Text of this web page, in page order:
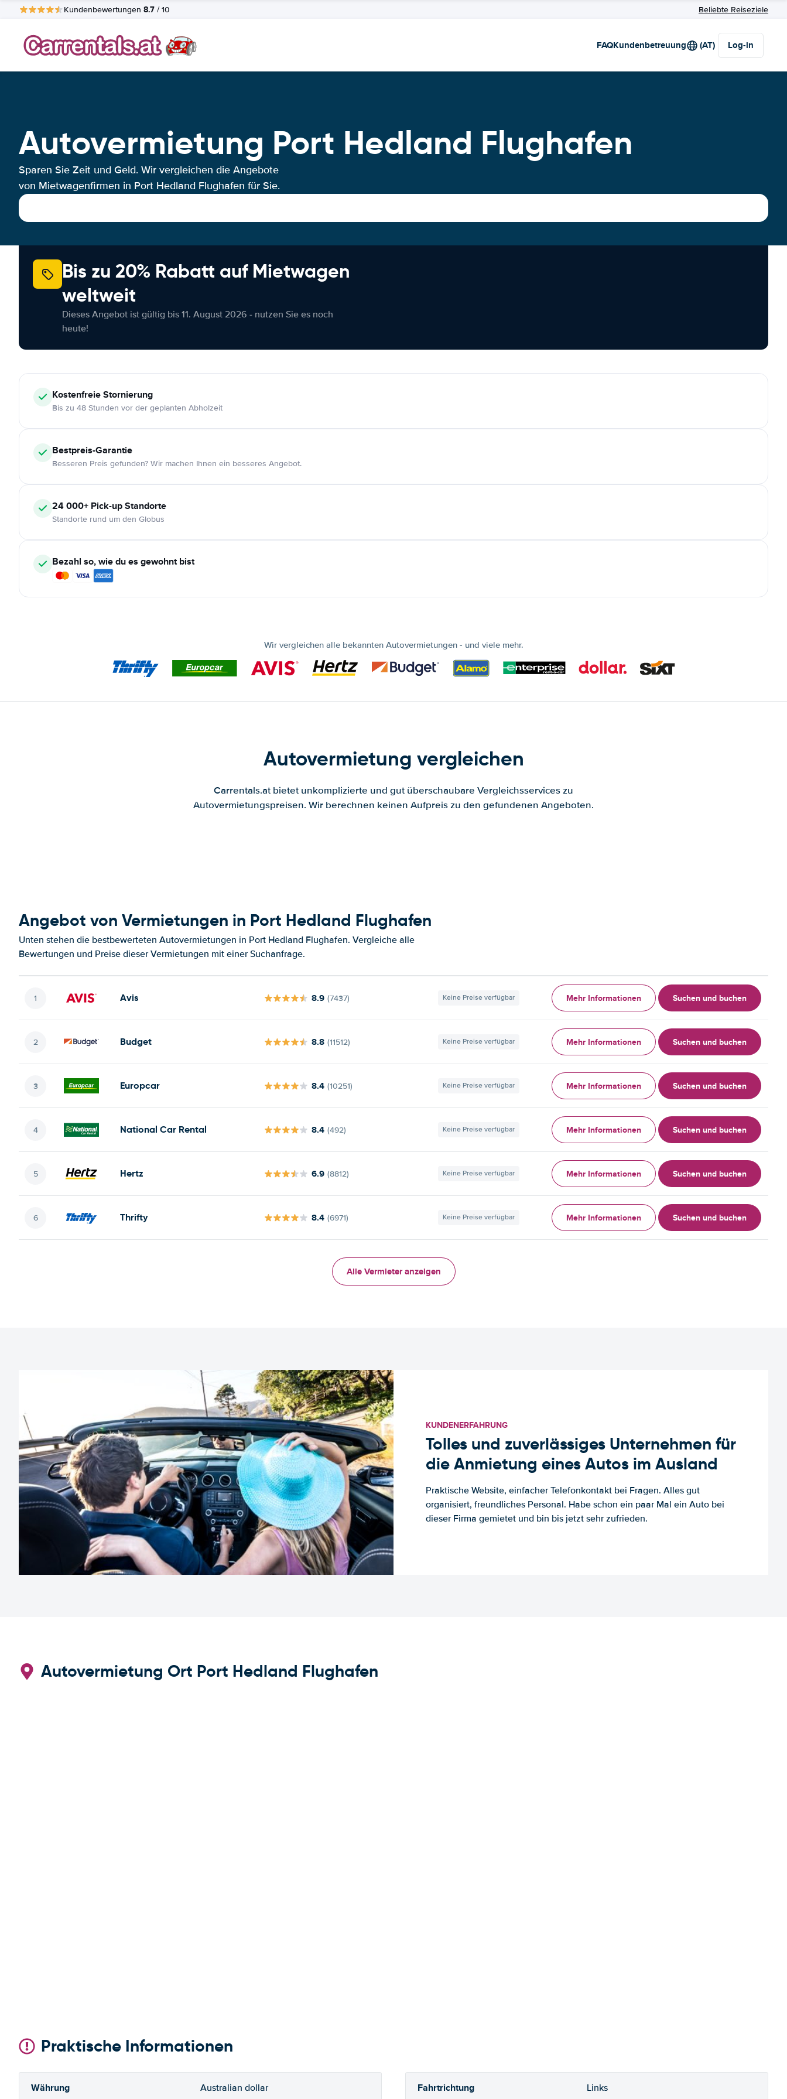
Kundenbewertungen 8.7 / 10 Beliebte Reiseziele
FAQKundenbetreuung (AT) Log-in
Autovermietung Port Hedland Flughafen
Sparen Sie Zeit und Geld. Wir vergleichen die Angebote
von Mietwagenfirmen in Port Hedland Flughafen für Sie.
Bis zu 20% Rabatt auf Mietwagen
weltweit
Dieses Angebot ist gültig bis 11. August 2026 - nutzen Sie es noch
heute!
KostenfreieStornierung
Bis zu 48 Stunden vor der geplanten Abholzeit
Bestpreis-Garantie
Besseren Preis gefunden? Wir machen Ihnen ein besseres Angebot.
24 000+ Pick-up Standorte
Standorte rund um den Globus
Bezahl so, wie du es gewohnt bist
Wir vergleichen alle bekannten Autovermietungen - und viele mehr.
Autovermietung vergleichen
Carrentals.at bietet unkomplizierte und gut überschaubare Vergleichsservices zu
Autovermietungspreisen. Wir berechnen keinen Aufpreis zu den gefundenen Angeboten.
Angebot von Vermietungen in Port Hedland Flughafen
Unten stehen die bestbewerteten Autovermietungen in Port Hedland Flughafen. Vergleiche alle
Bewertungen und Preise dieser Vermietungen mit einer Suchanfrage.
Avis 8.9 (7437) Keine Preise verfügbar Mehr Informationen Suchen und buchen
Budget 8.8 (11512) Keine Preise verfügbar Mehr Informationen Suchen und buchen
Europcar 8.4 (10251) Keine Preise verfügbar Mehr Informationen Suchen und buchen
National Car Rental 8.4 (492) Keine Preise verfügbar Mehr Informationen Suchen und buchen
Hertz 6.9 (8812) Keine Preise verfügbar Mehr Informationen Suchen und buchen
Thrifty 8.4 (6971) Keine Preise verfügbar Mehr Informationen Suchen und buchen
Alle Vermieter anzeigen
KUNDENERFAHRUNG
Tolles und zuverlässiges Unternehmen für
die Anmietung eines Autos im Ausland
Praktische Website, einfacher Telefonkontakt bei Fragen. Alles gut
organisiert, freundliches Personal. Habe schon ein paar Mal ein Auto bei
dieser Firma gemietet und bin bis jetzt sehr zufrieden.
Autovermietung Ort Port Hedland Flughafen
Praktische Informationen
Währung Australian dollar Fahrtrichtung Links